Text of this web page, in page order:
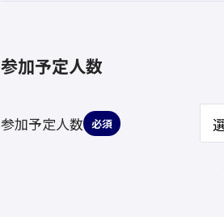
参加予定人数
参加予定人数 必須